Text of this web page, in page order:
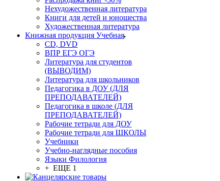
Нехудожественная литература
Книги для детей и юношества
Художественная литература
Книжная продукция Учебная
CD, DVD
ВПР ЕГЭ ОГЭ
Литература для студентов
(ВЫВОДИМ)
Литература для школьников
Педагогика в ДОУ (ДЛЯ
ПРЕПОДАВАТЕЛЕЙ)
Педагогика в школе (ДЛЯ
ПРЕПОДАВАТЕЛЕЙ)
Рабочие тетради для ДОУ
Рабочие тетради для ШКОЛЫ
Учебники
Учебно-наглядные пособия
Языки Филология
+ ЕЩЕ 1